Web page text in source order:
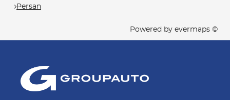
Persan
Powered by evermaps ©